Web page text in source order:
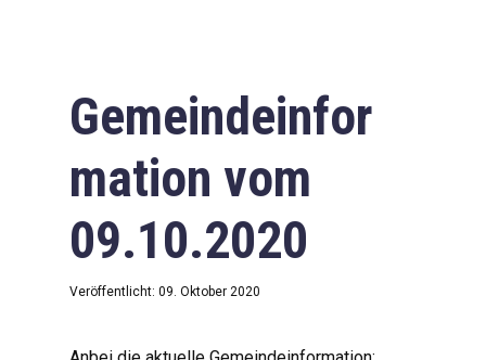
Gemeindeinfor
mation vom
09.10.2020
Veröffentlicht: 09. Oktober 2020